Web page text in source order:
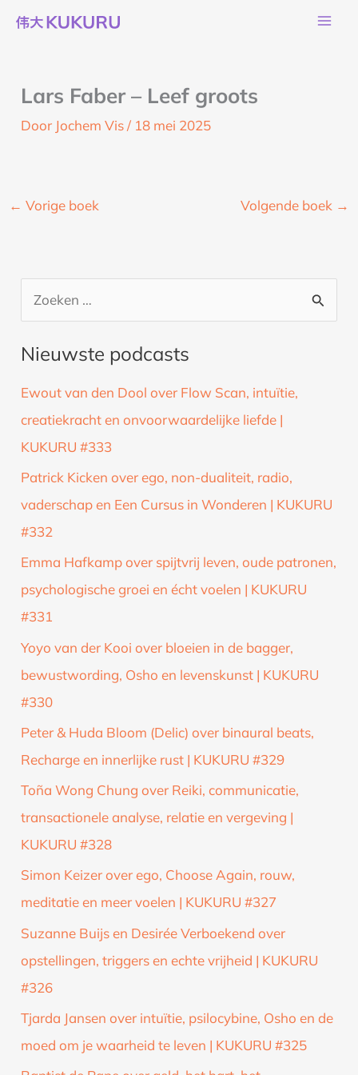
naar
Lars Faber – Leef groots
Door Jochem Vis/ 18 mei 2025
← Vorige boek Volgende boek →
e
k
a
Nieuwste podcasts
Ewout van den Dool over Flow Scan, intuïtie,
creatiekracht en onvoorwaardelijke liefde |
KUKURU #333
Patrick Kicken over ego, non-dualiteit, radio,
vaderschap en Een Cursus in Wonderen | KUKURU
#332
Emma Hafkamp over spijtvrij leven, oude patronen,
psychologische groei en écht voelen | KUKURU
#331
Yoyo van der Kooi over bloeien in de bagger,
bewustwording, Osho en levenskunst | KUKURU
#330
Peter & Huda Bloom (Delic) over binaural beats,
Recharge en innerlijke rust | KUKURU #329
Toña Wong Chung over Reiki, communicatie,
transactionele analyse, relatie en vergeving |
KUKURU #328
Simon Keizer over ego, Choose Again, rouw,
meditatie en meer voelen | KUKURU #327
Suzanne Buijs en Desirée Verboekend over
opstellingen, triggers en echte vrijheid | KUKURU
#326
Tjarda Jansen over intuïtie, psilocybine, Osho en de
moed om je waarheid te leven | KUKURU #325